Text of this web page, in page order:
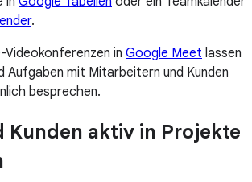
.
Videokonferenzen in Google Meet lassen
Aufgaben mit Mitarbeitern und Kunden
besprechen.
Kunden aktiv in Projekte